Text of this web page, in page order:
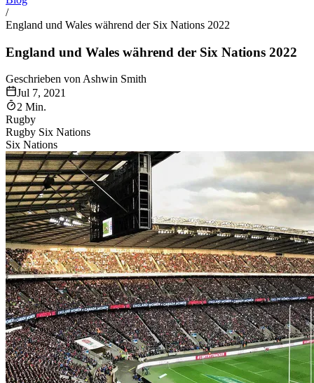
/
England und Wales während der Six Nations 2022
England und Wales während der Six Nations 2022
Geschrieben von Ashwin Smith
Jul 7, 2021
2 Min.
Rugby
Rugby Six Nations
Six Nations